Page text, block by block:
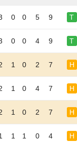
0 0 5 9 T
0 0 4 9 T
1 0 2 7 H
1 0 4 7 H
1 0 2 7 H
1 1 0 4 H